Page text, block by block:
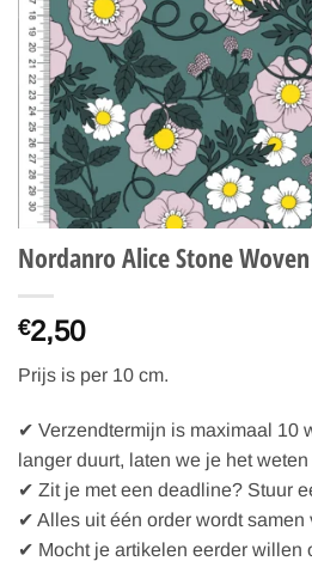
Nordanro Alice Stone
€2,50
Prijs is per 10 cm.
✔ Verzendtermijn is maximaal 10
langer duurt, laten we je het weten
✔ Zit je met een deadline? Stuur
✔ Alles uit één order wordt samen
✔ Mocht je artikelen eerder willen